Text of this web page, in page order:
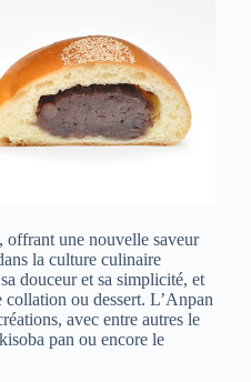
offrant une nouvelle saveur
la culture culinaire
douceur et sa simplicité, et
collation ou dessert. L’Anpan
avec entre autres le
pan ou encore le